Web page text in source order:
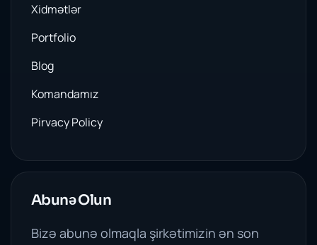
Xidmətlər
Portfolio
Blog
Komandamız
Pirvacy Policy
Abunə Olun
Bizə abunə olmaqla şirkətimizin ən son